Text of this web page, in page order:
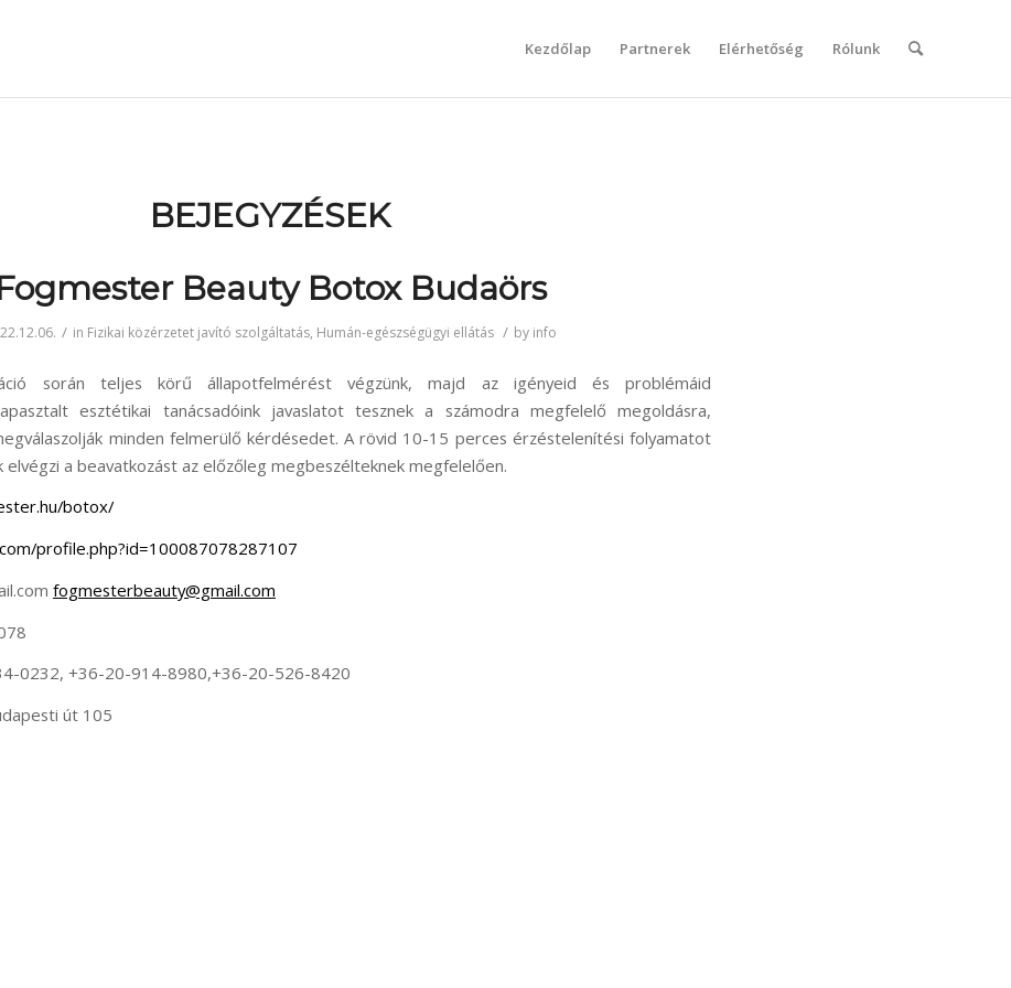
Kezdőlap Partnerek Elérhetőség Rólunk
BEJEGYZÉSEK
Beauty Botox Budaörs
/ in Fizikai közérzetet javító szolgáltatás, Humán-egészségügyi ellátás / by info
során teljes körű állapotfelmérést végzünk, majd az igényeid és problémáid
esztétikai tanácsadóink javaslatot tesznek a számodra megfelelő megoldásra,
minden felmerülő kérdésedet. A rövid 10-15 perces érzéstelenítési folyamatot
elvégzi a beavatkozást az előzőleg megbeszélteknek megfelelően.
botox/
profile.php?id=100087078287107
fogmesterbeauty@gmail.com
0232, +36-20-914-8980,+36-20-526-8420
út 105